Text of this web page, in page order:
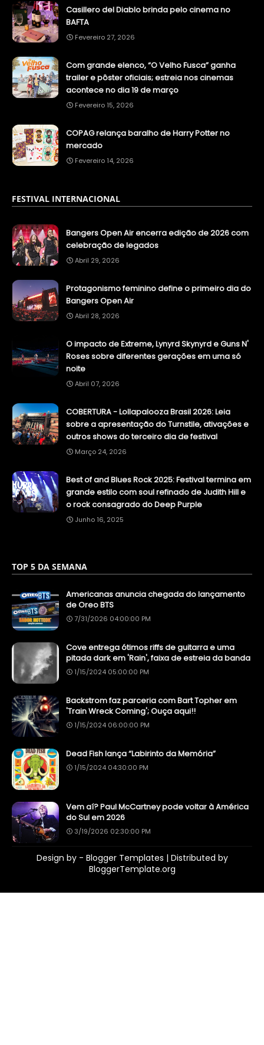
Casillero del Diablo brinda pelo cinema no
BAFTA
Fevereiro 27, 2026
Com grande elenco, “O Velho Fusca” ganha
trailer e pôster oficiais; estreia nos cinemas
acontece no dia 19 de março
Fevereiro 15, 2026
COPAG relança baralho de Harry Potter no
mercado
Fevereiro 14, 2026
FESTIVAL INTERNACIONAL
Bangers Open Air encerra edição de 2026 com
celebração de legados
Abril 29, 2026
Protagonismo feminino define o primeiro dia do
Bangers Open Air
Abril 28, 2026
O impacto de Extreme, Lynyrd Skynyrd e Guns N'
Roses sobre diferentes gerações em uma só
noite
Abril 07, 2026
COBERTURA - Lollapalooza Brasil 2026: Leia
sobre a apresentação do Turnstile, ativações e
outros shows do terceiro dia de festival
Março 24, 2026
Best of and Blues Rock 2025: Festival termina em
grande estilo com soul refinado de Judith Hill e
o rock consagrado do Deep Purple
Junho 16, 2025
TOP 5 DA SEMANA
Americanas anuncia chegada do lançamento
de Oreo BTS
7/31/2026 04:00:00 PM
Cove entrega ótimos riffs de guitarra e uma
pitada dark em 'Rain', faixa de estreia da banda
1/15/2024 05:00:00 PM
Backstrom faz parceria com Bart Topher em
'Train Wreck Coming'; Ouça aqui!!
1/15/2024 06:00:00 PM
Dead Fish lança “Labirinto da Memória”
1/15/2024 04:30:00 PM
Vem aí? Paul McCartney pode voltar à América
do Sul em 2026
3/19/2026 02:30:00 PM
Design by - Blogger Templates | Distributed by
BloggerTemplate.org